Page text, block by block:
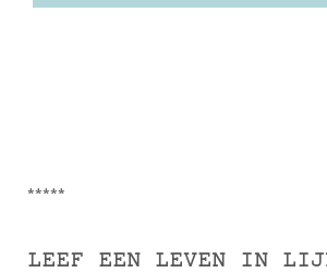
*****
LEEF EEN LEVEN IN